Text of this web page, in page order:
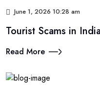
June 1, 2026 10:28 am
Tourist Scams in
Read More